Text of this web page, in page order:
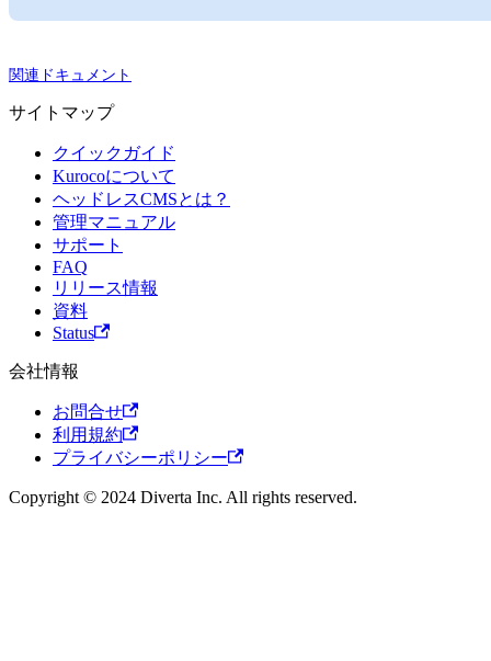
関連ドキュメント
サイトマップ
クイックガイド
Kurocoについて
ヘッドレスCMSとは？
管理マニュアル
サポート
FAQ
リリース情報
資料
Status
会社情報
お問合せ
利用規約
プライバシーポリシー
Copyright © 2024 Diverta Inc. All rights reserved.